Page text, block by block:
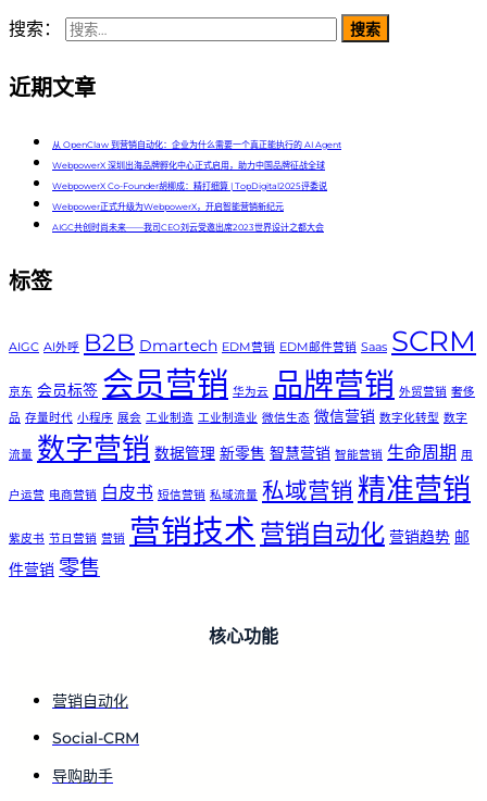
搜索：
近期文章
从 OpenClaw 到营销自动化：企业为什么需要一个真正能执行的 AI Agent
WebpowerX 深圳出海品牌孵化中心正式启用，助力中国品牌征战全球
WebpowerX Co-Founder胡柳成：精打细算 | TopDigital2025评委说
Webpower正式升级为WebpowerX，开启智能营销新纪元
AIGC共创时尚未来——我司CEO刘云受邀出席2023世界设计之都大会
标签
AIGC AI外呼 B2B Dmartech EDM营销 EDM邮件营销 Saas SCRM
京东 会员标签 会员营销 华为云 品牌营销 外贸营销 奢侈
品 存量时代 小程序 展会 工业制造 工业制造业 微信生态 微信营销 数字化转型 数字
流量 数字营销 数据管理 新零售 智慧营销 智能营销 生命周期 用
户运营 电商营销 白皮书 短信营销 私域流量 私域营销 精准营销
紫皮书 节日营销 营销 营销技术 营销自动化 营销趋势 邮
件营销 零售
核心功能
营销自动化
Social-CRM
导购助手